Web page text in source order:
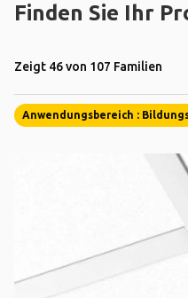
Finden Sie Ihr
Zeigt 46 von 107 Familien
Anwendungsbereich :